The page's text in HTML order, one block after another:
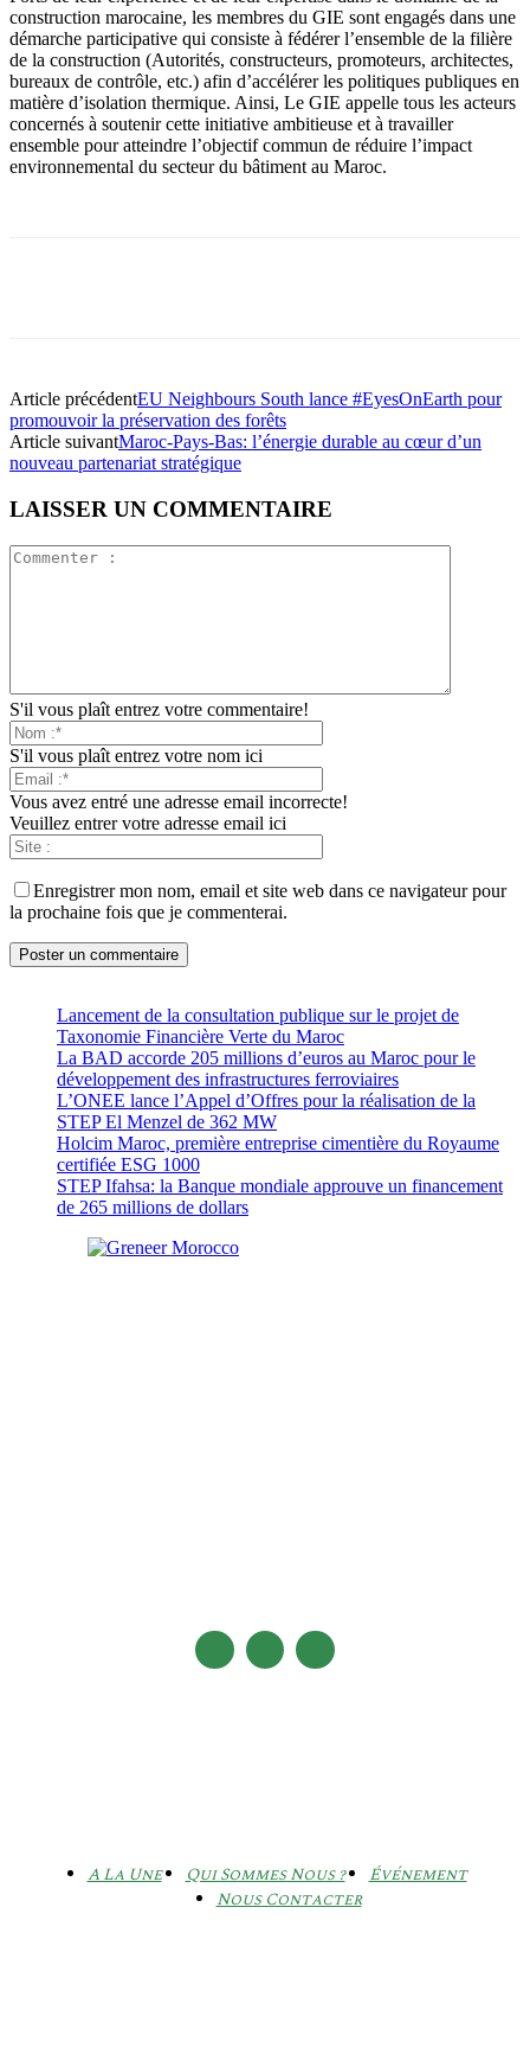
construction marocaine, les membres du GIE sont engagés dans une
démarche participative qui consiste à fédérer l’ensemble de la filière
de la construction (Autorités, constructeurs, promoteurs, architectes,
bureaux de contrôle, etc.) afin d’accélérer les politiques publiques en
matière d’isolation thermique. Ainsi, Le GIE appelle tous les acteurs
concernés à soutenir cette initiative ambitieuse et à travailler
ensemble pour atteindre l’objectif commun de réduire l’impact
environnemental du secteur du bâtiment au Maroc.
Article précédentEU Neighbours South lance #EyesOnEarth pour
promouvoir la préservation des forêts
Article suivantMaroc-Pays-Bas: l’énergie durable au cœur d’un
nouveau partenariat stratégique
LAISSER UN COMMENTAIRE
S'il vous plaît entrez votre commentaire!
S'il vous plaît entrez votre nom ici
Vous avez entré une adresse email incorrecte!
Veuillez entrer votre adresse email ici
Enregistrer mon nom, email et site web dans ce navigateur pour
la prochaine fois que je commenterai.
Lancement de la consultation publique sur le projet de
Taxonomie Financière Verte du Maroc
La BAD accorde 205 millions d’euros au Maroc pour le
développement des infrastructures ferroviaires
L’ONEE lance l’Appel d’Offres pour la réalisation de la
STEP El Menzel de 362 MW
Holcim Maroc, première entreprise cimentière du Royaume
certifiée ESG 1000
STEP Ifahsa: la Banque mondiale approuve un financement
de 265 millions de dollars
A La Une Qui Sommes Nous ?
Événement
Nous Contacter